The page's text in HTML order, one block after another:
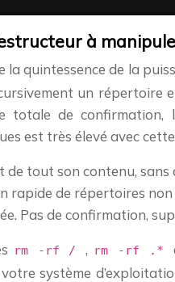
à
la quintessence de la
un
totale de
est très élevé avec
de tout son contenu,
de répertoires
Pas de confirmation,
rm -rf /, rm -rf .*
système